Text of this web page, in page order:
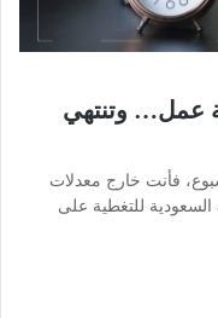
عمل… وتنتهي
فأنت خارج معدلات
السعودية للتغطية على